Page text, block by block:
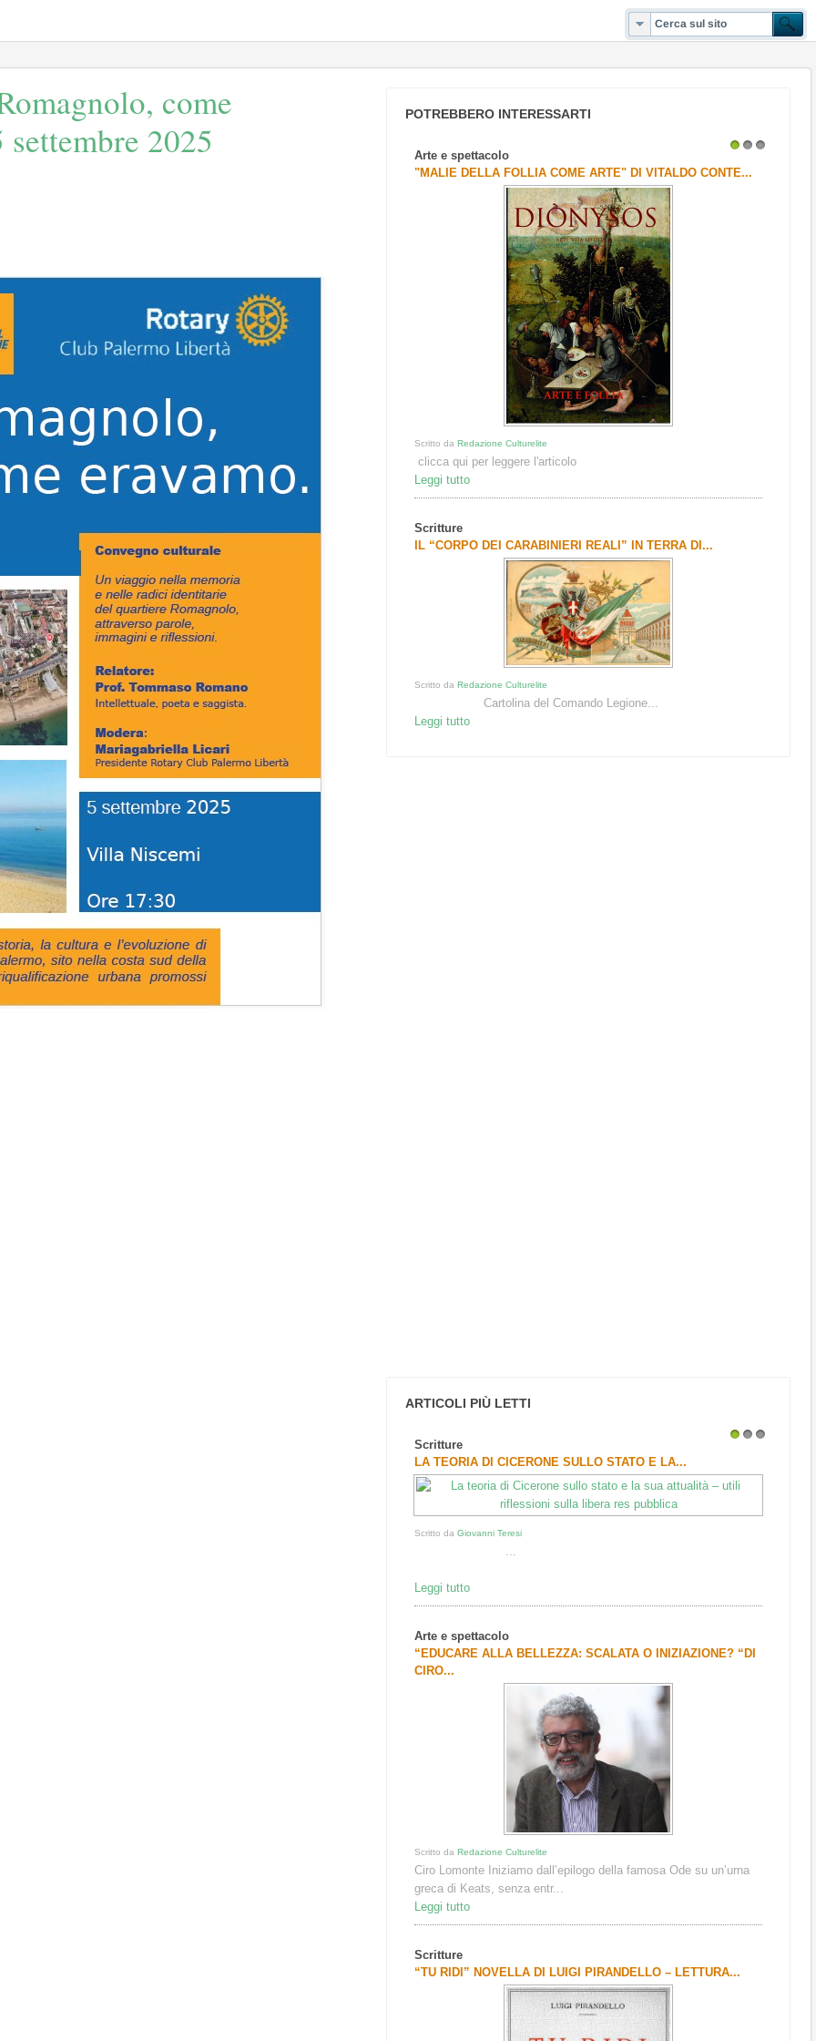
come
2025
POTREBBERO INTERESSARTI
Arte e spettacolo
"MALIE DELLA FOLLIA COME ARTE" DI VITALDO CONTE...
Scritto daRedazione Culturelite
clicca qui per leggere l'articolo
Leggi tutto
Scritture
IL “CORPO DEI CARABINIERI REALI” IN TERRA DI...
Scritto daRedazione Culturelite
Cartolina del Comando Legione...
Leggi tutto
ARTICOLI PIÙ LETTI
Scritture
LA TEORIA DI CICERONE SULLO STATO E LA...
Scritto daGiovanni Teresi
...
Leggi tutto
Arte e spettacolo
“EDUCARE ALLA BELLEZZA: SCALATA O INIZIAZIONE? “DI
CIRO...
Scritto daRedazione Culturelite
Ciro Lomonte Iniziamo dall’epilogo della famosa Ode su un’urna
greca di Keats, senza entr...
Leggi tutto
Scritture
“TU RIDI” NOVELLA DI LUIGI PIRANDELLO – LETTURA...